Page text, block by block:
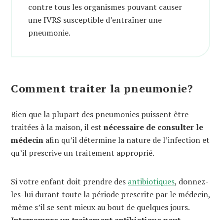
contre tous les organismes pouvant causer
une IVRS susceptible d’entraîner une
pneumonie.
Comment traiter la pneumonie?
Bien que la plupart des pneumonies puissent être
traitées à la maison, il est nécessaire de consulter le
médecin afin qu’il détermine la nature de l’infection et
qu’il prescrive un traitement approprié.
Si votre enfant doit prendre des antibiotiques, donnez-
les-lui durant toute la période prescrite par le médecin,
même s’il se sent mieux au bout de quelques jours.